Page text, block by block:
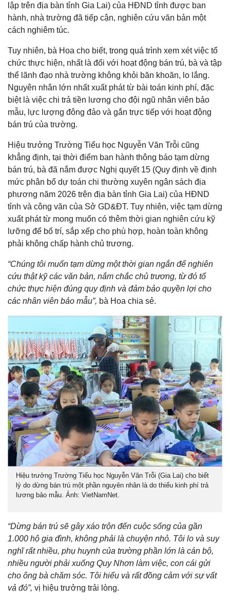
lập trên địa bàn tỉnh Gia Lai) của HĐND tỉnh được ban
hành, nhà trường đã tiếp cận, nghiên cứu văn bản một
cách nghiêm túc.
Tuy nhiên, bà Hoa cho biết, trong quá trình xem xét việc tổ
chức thực hiện, nhất là đối với hoạt động bán trú, bà và tập
thể lãnh đạo nhà trường không khỏi băn khoăn, lo lắng.
Nguyên nhân lớn nhất xuất phát từ bài toán kinh phí, đặc
biệt là việc chi trả tiền lương cho đội ngũ nhân viên bảo
mẫu, lực lượng đông đảo và gắn trực tiếp với hoạt động
bán trú của trường.
Hiệu trưởng Trường Tiểu học Nguyễn Văn Trỗi cũng
khẳng định, tại thời điểm ban hành thông báo tạm dừng
bán trú, bà đã nắm được Nghị quyết 15 (Quy định về định
mức phân bổ dự toán chi thường xuyên ngân sách địa
phương năm 2026 trên địa bàn tỉnh Gia Lai) của HĐND
tỉnh và công văn của Sở GD&ĐT. Tuy nhiên, việc tạm dừng
xuất phát từ mong muốn có thêm thời gian nghiên cứu kỹ
lưỡng để bố trí, sắp xếp cho phù hợp, hoàn toàn không
phải không chấp hành chủ trương.
“Chúng tôi muốn tạm dừng một thời gian ngắn để nghiên
cứu thật kỹ các văn bản, nắm chắc chủ trương, từ đó tổ
chức thực hiện đúng quy định và đảm bảo quyền lợi cho
các nhân viên bảo mẫu”, bà Hoa chia sẻ.
Hiệu trưởng Trường Tiểu học Nguyễn Văn Trỗi (Gia Lai) cho biết
lý do dừng bán trú một phần nguyên nhân là do thiếu kinh phí trả
lương bảo mẫu. Ảnh: VietNamNet.
“Dừng bán trú sẽ gây xáo trộn đến cuộc sống của gần
1.000 hộ gia đình, không phải là chuyện nhỏ. Tôi lo và suy
nghĩ rất nhiều, phụ huynh của trường phần lớn là cán bộ,
nhiều người phải xuống Quy Nhơn làm việc, con cái gửi
cho ông bà chăm sóc. Tôi hiểu và rất đồng cảm với sự vất
vả đó”, vị hiệu trưởng trải lòng.